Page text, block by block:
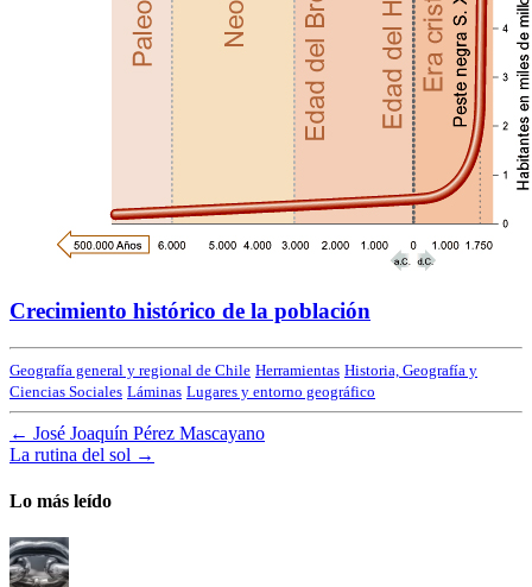
Crecimiento histórico de la población
Geografía general y regional de Chile Herramientas Historia, Geografía y
Ciencias Sociales Láminas Lugares y entorno geográfico
← José Joaquín Pérez Mascayano
La rutina del sol →
Lo más leído